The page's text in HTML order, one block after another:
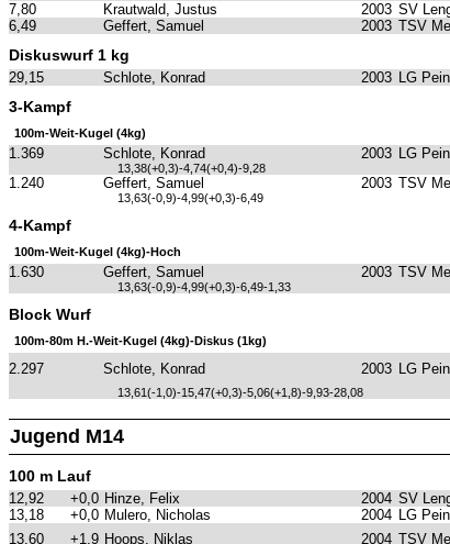
7,80
Krautwald, Justus 2003 SV
6,49
Geffert, Samuel 2003 TSV
Diskuswurf 1 kg
29,15 Schlote, Konrad 2003 LG
3-Kampf
100m-Weit-Kugel (4kg)
1.369 Schlote, Konrad 2003 LG
13,38(+0,3)-4,74(+0,4)-9,28
1.240 Geffert, Samuel 2003 TSV
13,63(-0,9)-4,99(+0,3)-6,49
4-Kampf
100m-Weit-Kugel (4kg)-Hoch
1.630 Geffert, Samuel 2003 TSV
13,63(-0,9)-4,99(+0,3)-6,49-1,33
Block Wurf
100m-80m H.-Weit-Kugel (4kg)-Diskus (1kg)
2.297 Schlote, Konrad 2003 LG
13,61(-1,0)-15,47(+0,3)-5,06(+1,8)-9,93-28,08
Jugend M14
100 m Lauf
12,92 +0,0 Hinze, Felix 2004 SV
13,18
+0,0 Mulero, Nicholas 2004 LG
13,60
+1,9 Hoops, Niklas 2004 TSV